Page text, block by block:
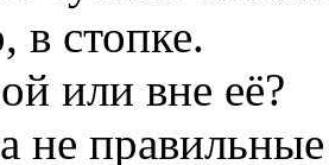
в стопке.
или вне её?
не